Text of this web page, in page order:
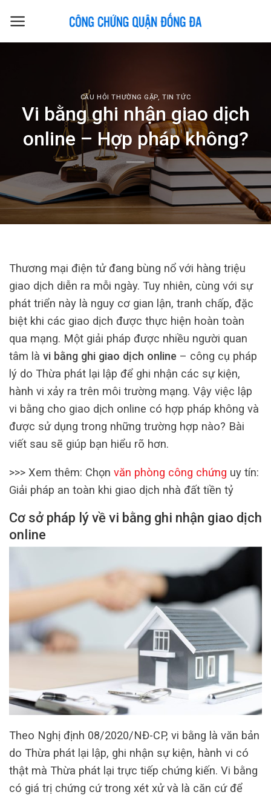
CÂU HỎI THƯỜNG GẶP,TIN TỨC
Vi bằng ghi nhận giao dịch
online – Hợp pháp không?
Thương mại điện tử đang bùng nổ với hàng triệu
giao dịch diễn ra mỗi ngày. Tuy nhiên, cùng với sự
phát triển này là nguy cơ gian lận, tranh chấp, đặc
biệt khi các giao dịch được thực hiện hoàn toàn
qua mạng. Một giải pháp được nhiều người quan
tâm là vi bằng ghi giao dịch online – công cụ pháp
lý do Thừa phát lại lập để ghi nhận các sự kiện,
hành vi xảy ra trên môi trường mạng. Vậy việc lập
vi bằng cho giao dịch online có hợp pháp không và
được sử dụng trong những trường hợp nào? Bài
viết sau sẽ giúp bạn hiểu rõ hơn.
>>> Xem thêm: Chọn văn phòng công chứng uy tín:
Giải pháp an toàn khi giao dịch nhà đất tiền tỷ
Cơ sở pháp lý về vi bằng ghi nhận giao dịch
online
Theo Nghị định 08/2020/NĐ-CP, vi bằng là văn bản
do Thừa phát lại lập, ghi nhận sự kiện, hành vi có
thật mà Thừa phát lại trực tiếp chứng kiến. Vi bằng
có giá trị chứng cứ trong xét xử và là căn cứ để